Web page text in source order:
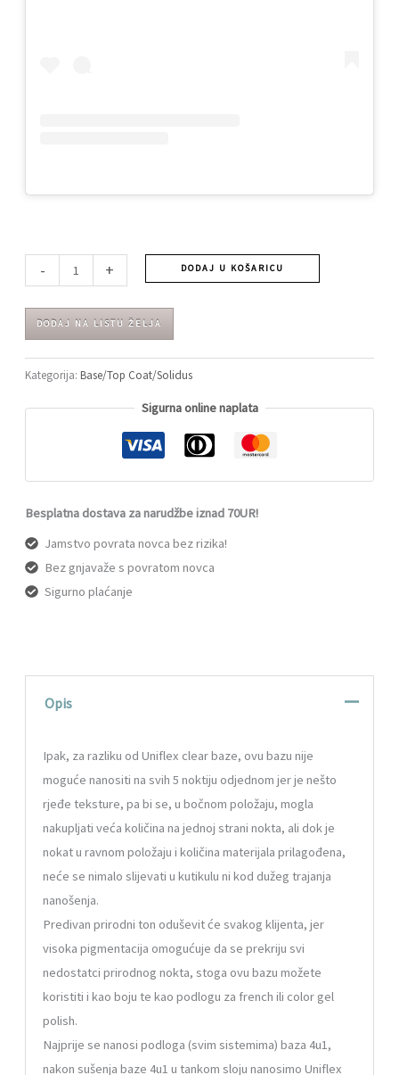
- + DODAJ U KOŠARICU
DODAJ NA LISTU ŽELJA
Kategorija: Base/Top Coat/Solidus
Sigurna online naplata
Besplatna dostava za narudžbe iznad 70UR!
Jamstvo povrata novca bez rizika!
Bez gnjavaže s povratom novca
Sigurno plaćanje
Opis
Ipak, za razliku od Uniflex clear baze, ovu bazu nije
moguće nanositi na svih 5 noktiju odjednom jer je nešto
rjeđe teksture, pa bi se, u bočnom položaju, mogla
nakupljati veća količina na jednoj strani nokta, ali dok je
nokat u ravnom položaju i količina materijala prilagođena,
neće se nimalo slijevati u kutikulu ni kod dužeg trajanja
nanošenja.
Predivan prirodni ton oduševit će svakog klijenta, jer
visoka pigmentacija omogućuje da se prekriju svi
nedostatci prirodnog nokta, stoga ovu bazu možete
koristiti i kao boju te kao podlogu za french ili color gel
polish.
Najprije se nanosi podloga (svim sistemima) baza 4u1,
nakon sušenja baze 4u1 u tankom sloju nanosimo Uniflex